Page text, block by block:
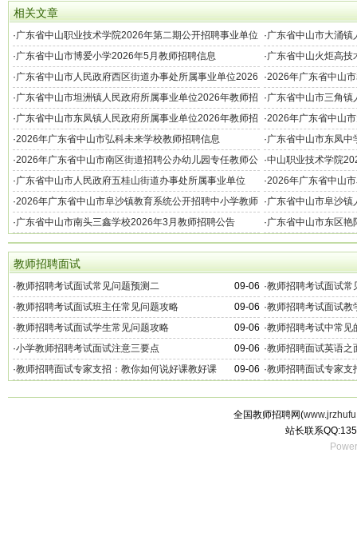
相关文章
·广东省中山职业技术学院2026年第二期公开招聘事业单位
人员公告
·广东省中山市大涌
聘公告
·广东省中山市博爱小学2026年5月教师招聘信息 ·广东省中山火炬高
招聘258名公告
·广东省中山市人民政府西区街道办事处所属事业单位2026
年第二期教师招聘公告
·2026年广东省中山
·广东省中山市坦洲镇人民政府所属事业单位2026年教师招
聘公告
·广东省中山市三角
聘公告
·广东省中山市东凤镇人民政府所属事业单位2026年教师招
聘公告
·2026年广东省中山
·2026年广东省中山市弘科未来学校教师招聘信息 ·广东省中山市东凤
·2026年广东省中山市南区街道招聘公办幼儿园专任教师公
告
·中山职业技术学院
·广东省中山市人民政府五桂山街道办事处所属事业单位
2026年教师招聘公告
·2026年广东省中山
·2026年广东省中山市阜沙镇教育系统公开招聘中小学教师
9名公告
·广东省中山市阜沙
聘公告
·广东省中山市南头三鑫学校2026年3月教师招聘公告 ·广东省中山市东区
教师招聘面试
09-06
·教师招聘考试面试常见问题预测二 ·教师招聘考试面试常
09-06
·教师招聘考试面试班主任常见问题攻略 ·教师招聘考试面试教
09-06
·教师招聘考试面试学生常见问题攻略 ·教师招聘考试中常见
09-06
·小学教师招聘考试面试注意三要点 ·教师招聘面试英语之
09-06
·教师招聘面试专家支招：教你如何说好课教好课 ·教师招聘面试专家支
全国教师招聘网(
站长联系